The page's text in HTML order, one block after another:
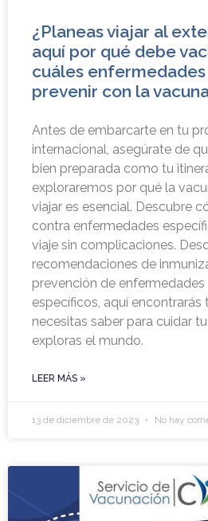
¿Planeas viajar al
aquí por qué debe
cuáles
prevenir con la
Antes de embarcarte en tu
internacional, asegúrate de
bien preparada como tu
exploraremos por qué la
viajar es esencial. Descubre
contra enfermedades
viaje sin complicaciones.
recomendaciones de
prevención de enfermedades
específicos, aquí
necesitas saber para cuidar
exploras el mundo.
LEER MÁS »
13 de diciembre de 2023 No hay